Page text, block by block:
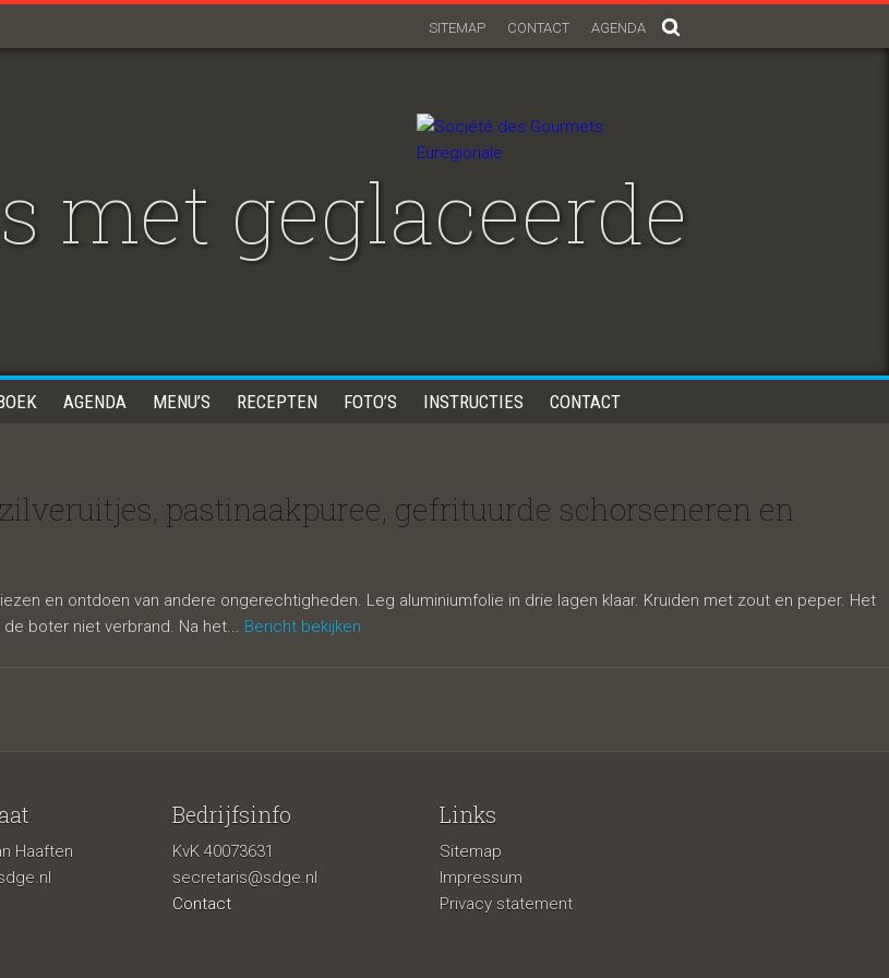
AGENDA
CONTACT
SITEMAP
met geglaceerde
pastinaakpuree,
schorseneren
AGENDA MENU’S RECEPTEN FOTO’S INSTRUCTIES CONTACT
pastinaakpuree, gefrituurde schorseneren en
en ontdoen van andere ongerechtigheden. Leg aluminiumfolie in drie lagen klaar. Kruiden met zout en peper. Het
boter niet verbrand. Na het... Bericht bekijken
Haaften
Bedrijfsinfo
KvK 40073631
secretaris@sdge.nl
Contact
Links
Sitemap
Impressum
Privacy statement